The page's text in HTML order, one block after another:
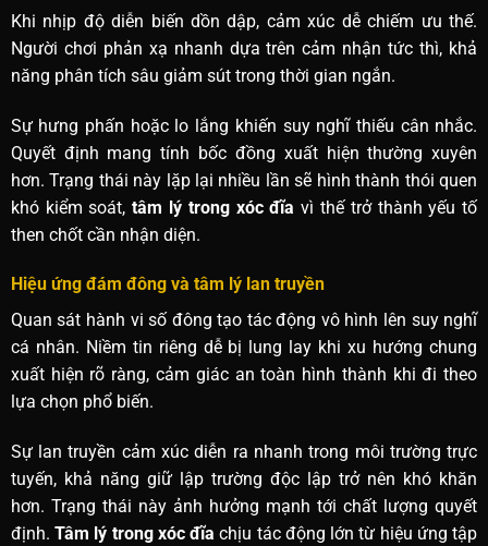
Khi nhịp độ diễn biến dồn dập, cảm xúc dễ chiếm ưu thế.
Người chơi phản xạ nhanh dựa trên cảm nhận tức thì, khả
năng phân tích sâu giảm sút trong thời gian ngắn.
Sự hưng phấn hoặc lo lắng khiến suy nghĩ thiếu cân nhắc.
Quyết định mang tính bốc đồng xuất hiện thường xuyên
hơn. Trạng thái này lặp lại nhiều lần sẽ hình thành thói quen
khó kiểm soát, tâm lý trong xóc đĩa vì thế trở thành yếu tố
then chốt cần nhận diện.
Hiệu ứng đám đông và tâm lý lan truyền
Quan sát hành vi số đông tạo tác động vô hình lên suy nghĩ
cá nhân. Niềm tin riêng dễ bị lung lay khi xu hướng chung
xuất hiện rõ ràng, cảm giác an toàn hình thành khi đi theo
lựa chọn phổ biến.
Sự lan truyền cảm xúc diễn ra nhanh trong môi trường trực
tuyến, khả năng giữ lập trường độc lập trở nên khó khăn
hơn. Trạng thái này ảnh hưởng mạnh tới chất lượng quyết
định.Tâm lý trong xóc đĩa chịu tác động lớn từ hiệu ứng tập